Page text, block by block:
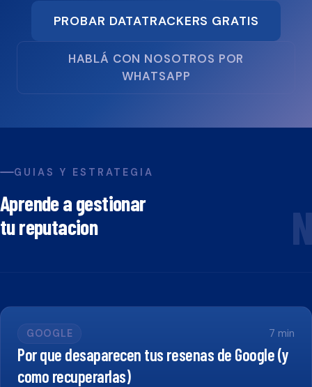
PROBAR DATATRACKERS GRATIS
HABLÁ CON NOSOTROS POR
WHATSAPP
GUIAS Y ESTRATEGIA
Aprende a gestionar
tu reputacion
N
GOOGLE 7 min
Por que desaparecen tus resenas de Google (y
como recuperarlas)